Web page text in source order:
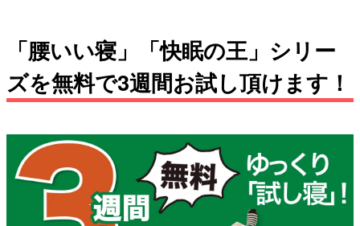
「腰いい寝」「快眠の王」シリー
ズを無料で3週間お試し頂けます！